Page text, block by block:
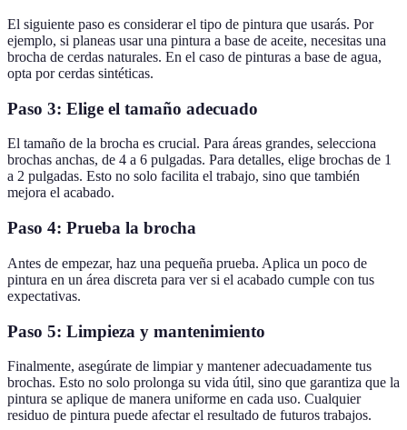
El siguiente paso es considerar el tipo de pintura que usarás. Por
ejemplo, si planeas usar una pintura a base de aceite, necesitas una
brocha de cerdas naturales. En el caso de pinturas a base de agua,
opta por cerdas sintéticas.
Paso 3: Elige el tamaño adecuado
El tamaño de la brocha es crucial. Para áreas grandes, selecciona
brochas anchas, de 4 a 6 pulgadas. Para detalles, elige brochas de 1
a 2 pulgadas. Esto no solo facilita el trabajo, sino que también
mejora el acabado.
Paso 4: Prueba la brocha
Antes de empezar, haz una pequeña prueba. Aplica un poco de
pintura en un área discreta para ver si el acabado cumple con tus
expectativas.
Paso 5: Limpieza y mantenimiento
Finalmente, asegúrate de limpiar y mantener adecuadamente tus
brochas. Esto no solo prolonga su vida útil, sino que garantiza que la
pintura se aplique de manera uniforme en cada uso. Cualquier
residuo de pintura puede afectar el resultado de futuros trabajos.